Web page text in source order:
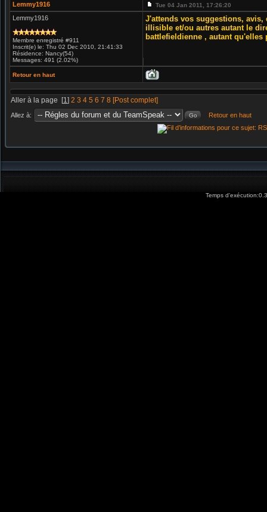
Lemmy1916 Tue 04 Jan 2011, 17:26:20
Lemmy1916
Membre enregistré #911
Inscrit(e) le: Thu 02 Dec 2010, 21:41:33
Résidence: Nancy(54)
Messages: 491 (2.02%)
J'attends vos suggestions,
illisible et/ou autres autant le
battlefieldienne , autant
Retour en haut
Aller à la page [1] 2 3 4 5 6 7 8 [Post complet]
Allez à: Retour en haut
Temps